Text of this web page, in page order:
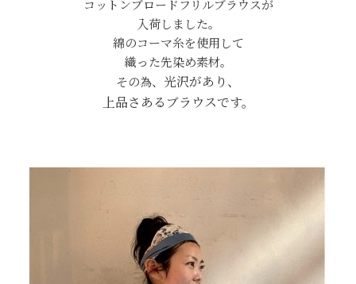
コットンブロードフリルブラウスが
入荷しました。
綿のコーマ糸を使用して
織った先染め素材。
その為、 光沢があり、
上品さあるブラウスです。